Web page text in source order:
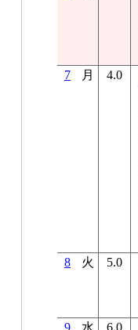
7 月 4.0
8 火 5.0
9 水 6.0